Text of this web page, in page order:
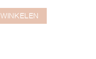
WINKELEN